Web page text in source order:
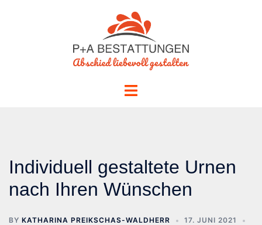
Toggle
Individuell gestaltete Urnen
nach Ihren Wünschen
BY KATHARINA PREIKSCHAS-WALDHERR
17. JUNI 2021